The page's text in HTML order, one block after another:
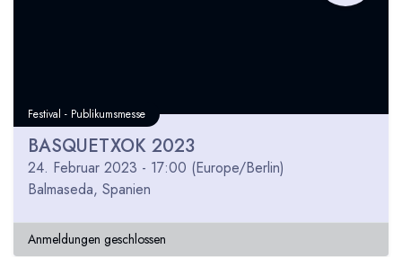
Festival - Publikumsmesse
BASQUETXOK 2023
24. Februar 2023 - 17:00 (Europe/Berlin)
Balmaseda, Spanien
Anmeldungen geschlossen